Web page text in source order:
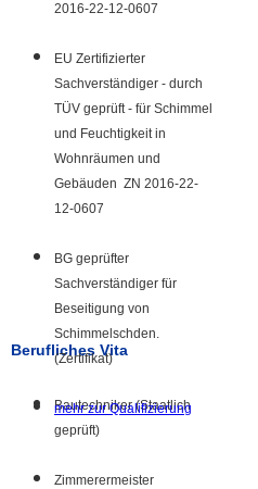
Berufliches Vita
Bautechniker (Staatlich
geprüft)
Zimmerermeister
2016-22-12-0607
EU Zertifizierter
Sachverständiger - durch
TÜV geprüft - für Schimmel
und Feuchtigkeit in
Wohnräumen und
Gebäuden ZN 2016-22-
12-0607
BG geprüfter
Sachverständiger für
Beseitigung von
Schimmelschden.
(Zertifikat)
mehr zur Qualifizierung